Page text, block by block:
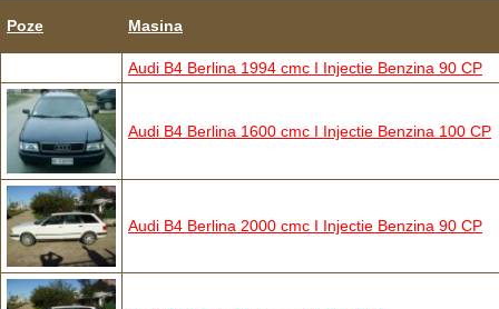
Poze Masina
Audi B4 Berlina 1994 cmc I Injectie Benzina 90 CP
Audi B4 Berlina 1600 cmc I Injectie Benzina 100 CP
Audi B4 Berlina 2000 cmc I Injectie Benzina 90 CP